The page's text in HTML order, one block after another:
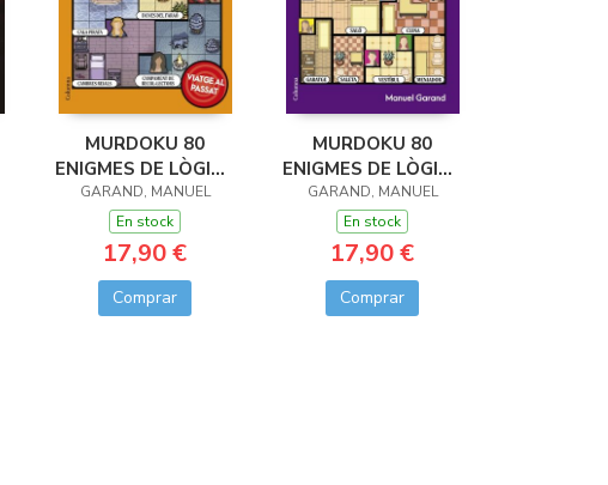
MURDOKU 80
ENIGMES DE LÒGICA
I ASSASSINATS
GARAND, MANUEL
En stock
17,90 €
Comprar
MURDOKU 80
ENIGMES DE LÒGICA
I ASSASINATS
GARAND, MANUEL
En stock
17,90 €
Comprar